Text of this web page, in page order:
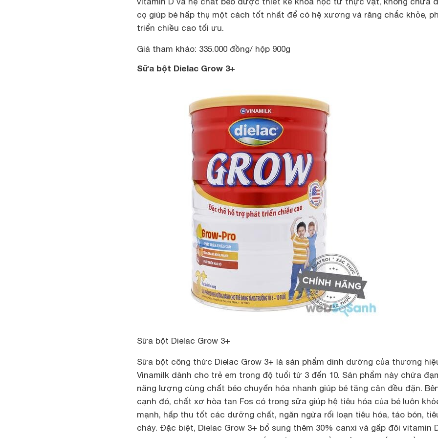
cọ giúp bé hấp thụ một cách tốt nhất để có hệ xương và răng chắc khỏe,
triển chiều cao tối ưu.
Giá tham khảo: 335.000 đồng/ hộp 900g
Sữa bột Dielac Grow 3+
Sữa bột Dielac Grow 3+
Sữa bột công thức Dielac Grow 3+ là sản phẩm dinh dưỡng của thương
Vinamilk dành cho trẻ em trong độ tuổi từ 3 đến 10. Sản phẩm này chứa
năng lượng cùng chất béo chuyển hóa nhanh giúp bé tăng cân đều đặn.
cạnh đó, chất xơ hòa tan Fos có trong sữa giúp hệ tiêu hóa của bé luôn
mạnh, hấp thu tốt các dưỡng chất, ngăn ngừa rối loạn tiêu hóa, táo bón,
chảy. Đặc biệt, Dielac Grow 3+ bổ sung thêm 30% canxi và gấp đôi vitamin